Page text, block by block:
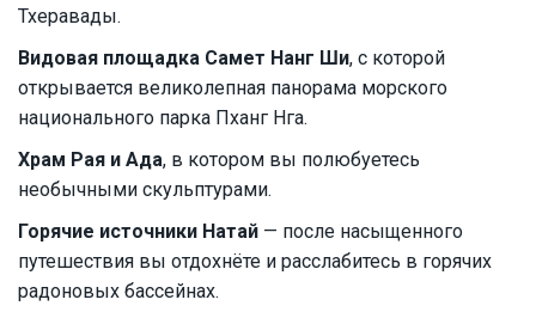
Тхеравады.
Видовая площадка Самет Нанг Ши, с которой
открывается великолепная панорама морского
национального парка Пханг Нга.
Храм Рая и Ада, в котором вы полюбуетесь
необычными скульптурами.
Горячие источники Натай — после насыщенного
путешествия вы отдохнёте и расслабитесь в горячих
радоновых бассейнах.